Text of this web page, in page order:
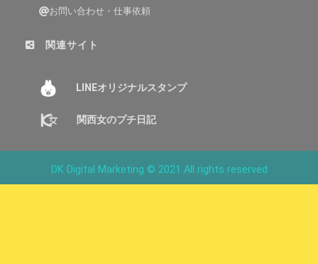
お問い合わせ・仕事依頼
関連サイト
LINEオリジナルスタンプ
関西女のプチ日記
DK Digital Marketing © 2021 All rights reserved